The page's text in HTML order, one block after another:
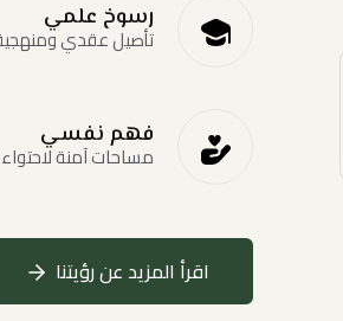
رسوخ علمي
تأصيل عقدي
فهم نفسي
مساحات آمنة
اقرأ المزيد عن رؤيتنا